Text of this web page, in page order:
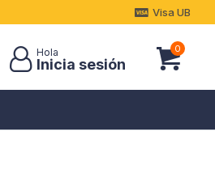
0
Visa UB